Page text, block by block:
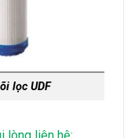
lọc UDF